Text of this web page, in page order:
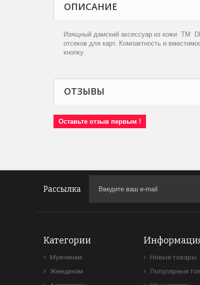
ОПИСАНИЕ
Изящный дамский аксессуар из кожи TM
отсеков для карт. Компактность и
кнопку.
ОТЗЫВЫ
Оставьте отзыв первым !
Рассылка
Категории
Мужчинам
Женщинам
Новые товары
Популярные